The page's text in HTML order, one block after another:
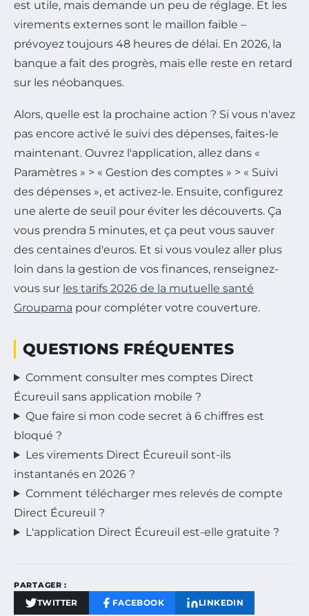
est utile, mais demande un peu de réglage. Et les
virements externes sont le maillon faible –
prévoyez toujours 48 heures de délai. En 2026, la
banque a fait des progrès, mais elle reste en retard
sur les néobanques.
Alors, quelle est la prochaine action ? Si vous n'avez
pas encore activé le suivi des dépenses, faites-le
maintenant. Ouvrez l'application, allez dans «
Paramètres » > « Gestion des comptes » > « Suivi
des dépenses », et activez-le. Ensuite, configurez
une alerte de seuil pour éviter les découverts. Ça
vous prendra 5 minutes, et ça peut vous sauver
des centaines d'euros. Et si vous voulez aller plus
loin dans la gestion de vos finances, renseignez-
vous sur les tarifs 2026 de la mutuelle santé
Groupama pour compléter votre couverture.
QUESTIONS FRÉQUENTES
Comment consulter mes comptes Direct
Écureuil sans application mobile ?
Que faire si mon code secret à 6 chiffres est
bloqué ?
Les virements Direct Écureuil sont-ils
instantanés en 2026 ?
Comment télécharger mes relevés de compte
Direct Écureuil ?
L'application Direct Écureuil est-elle gratuite ?
PARTAGER :
TWITTER FACEBOOK LINKEDIN